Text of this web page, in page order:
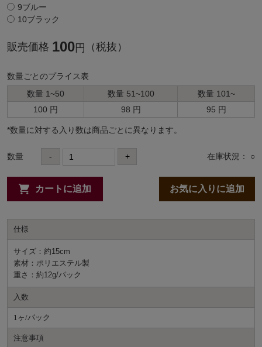
9ブルー
10ブラック
販売価格 100円 （税抜）
数量ごとのプライス表
数量 1~50
数量 51~100
数量 101~
100 円
98 円 95 円
*数量に対する⼊り数は商品ごとに異なります。
数量 - + 在庫状況： ○
カートに追加 お気に入りに追加
仕様
サイズ：約15cm
素材：ポリエステル製
重さ：約12g/パック
入数
1ヶ/パック
注意事項